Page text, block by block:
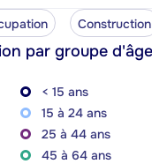
Construction
par groupe d'âge
< 15 ans
15 à 24 ans
25 à 44 ans
45 à 64 ans